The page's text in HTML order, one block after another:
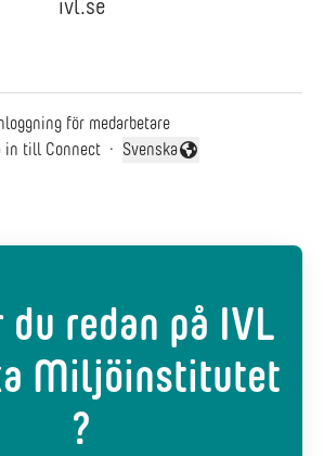
ivl.se
för medarbetare
in till Connect ·
Byt språk
Svenska
redan på IVL
Miljöinstitutet
?